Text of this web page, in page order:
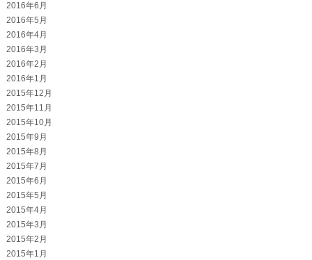
2016年6月
2016年5月
2016年4月
2016年3月
2016年2月
2016年1月
2015年12月
2015年11月
2015年10月
2015年9月
2015年8月
2015年7月
2015年6月
2015年5月
2015年4月
2015年3月
2015年2月
2015年1月